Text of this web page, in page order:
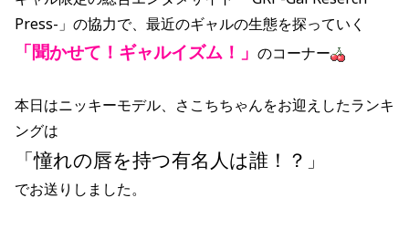
Press-」の協力で、最近のギャルの生態を探っていく
「聞かせて！ギャルイズム！」 のコーナー
本日はニッキーモデル、さこちちゃんをお迎えしたランキ
ングは
「憧れの唇を持つ有名人は誰！？ 」
でお送りしました。